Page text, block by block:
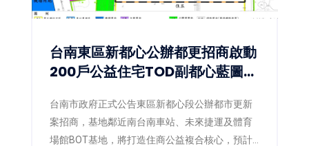
台南東區新都心公辦都更招商啟動
200戶公益住宅TOD副都心藍圖正
台南市政府正式公告東區新都心段公辦都市更新
案招商，基地鄰近南台南車站、未來捷運及體育
場館BOT基地，將打造住商公益複合核心，預計